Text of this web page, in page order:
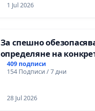
1 Jul 2026
За спешно
определяне на
срокове и извършване
цялостна
пътен възел АМ
409 подписи
154 Подписи / 7 дни
28 Jul 2026